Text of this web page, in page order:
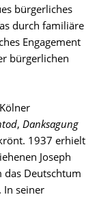
bürgerliches
durch familiäre
Engagement
bürgerlichen
, Danksagung
1937 erhielt
Joseph
das Deutschtum
In seiner